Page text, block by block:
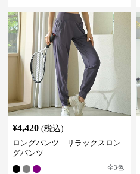
¥4,420 (税込)
ロングパンツ リラックスロン
グパンツ
全3色